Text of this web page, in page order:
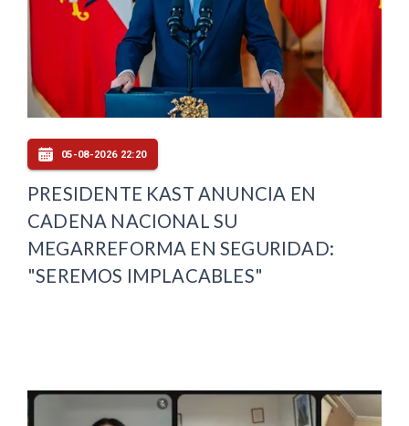
05-08-2026 22:20
PRESIDENTE KAST ANUNCIA EN
CADENA NACIONAL SU
MEGARREFORMA EN SEGURIDAD:
"SEREMOS IMPLACABLES"